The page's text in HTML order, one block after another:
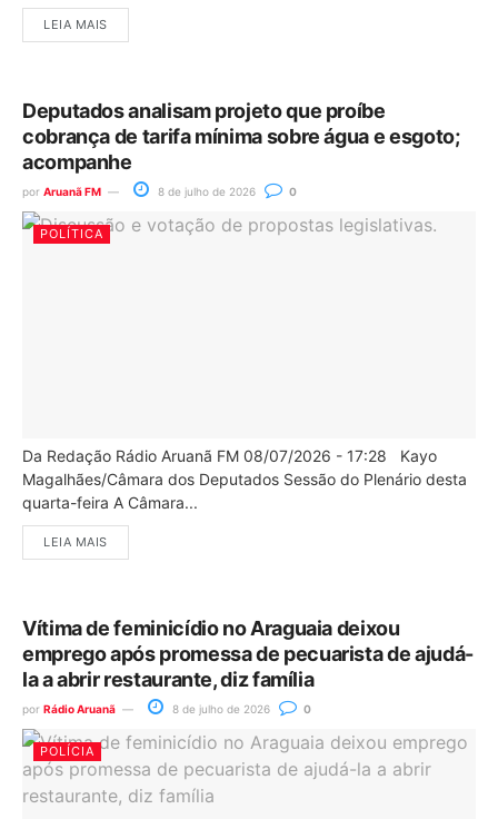
LEIA MAIS
Deputados analisam projeto que proíbe
cobrança de tarifa mínima sobre água e esgoto;
acompanhe
por Aruanã FM 8 de julho de 2026 0
POLÍTICA
Da Redação Rádio Aruanã FM 08/07/2026 - 17:28 Kayo
Magalhães/Câmara dos Deputados Sessão do Plenário desta
quarta-feira A Câmara...
LEIA MAIS
Vítima de feminicídio no Araguaia deixou
emprego após promessa de pecuarista de ajudá-
la a abrir restaurante, diz família
por Rádio Aruanã 8 de julho de 2026 0
POLÍCIA